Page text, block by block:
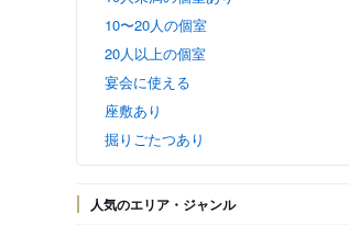
10〜20人の個室
20人以上の個室
宴会に使える
座敷あり
掘りごたつあり
人気のエリア・ジャンル